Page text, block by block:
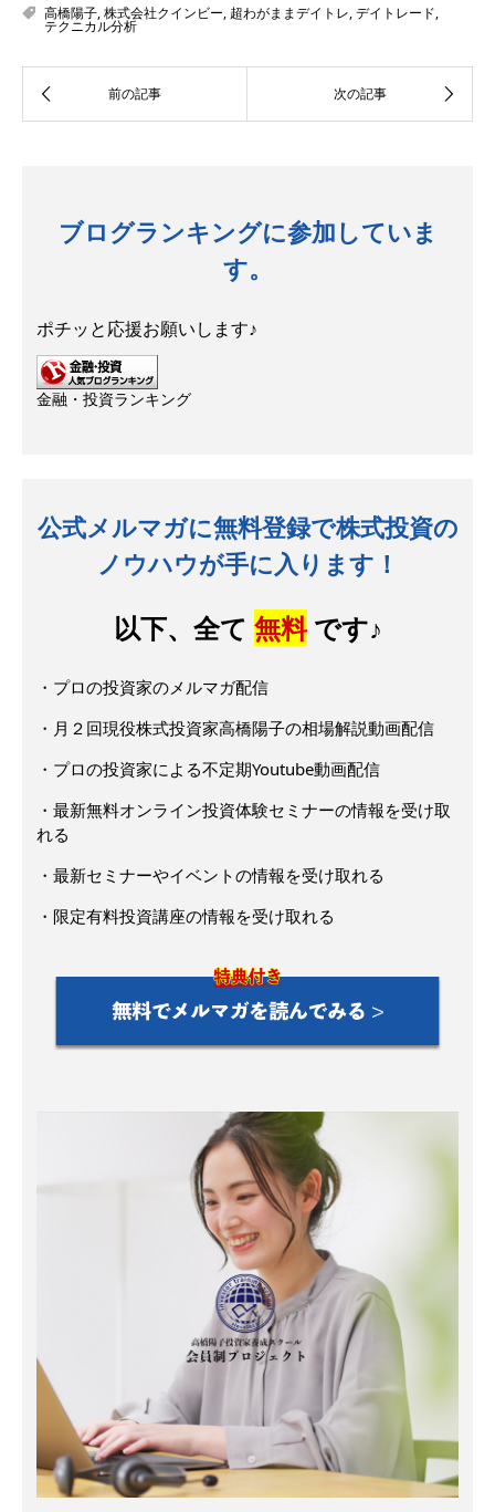
高橋陽子,株式会社クインビー, 超わがままデイトレ,デイトレード,
テクニカル分析
ブログランキングに参加していま
す。
ポチッと応援お願いします♪
金融・投資ランキング
公式メルマガに無料登録で株式投資の
ノウハウが手に入ります！
以下、全て 無料です♪
・プロの投資家のメルマガ配信
・月２回現役株式投資家高橋陽子の相場解説動画配信
・プロの投資家による不定期Youtube動画配信
・最新無料オンライン投資体験セミナーの情報を受け取
れる
・最新セミナーやイベントの情報を受け取れる
・限定有料投資講座の情報を受け取れる